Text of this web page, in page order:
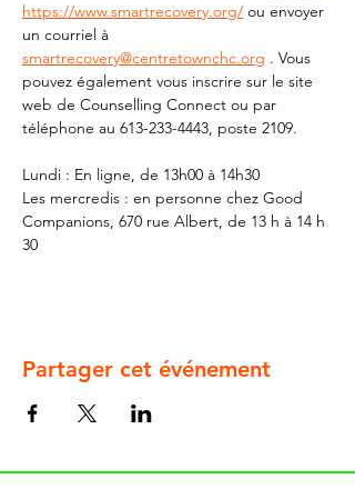
https://www.smartrecovery.org/ ou envoyer
un courriel à
smartrecovery@centretownchc.org . Vous
pouvez également vous inscrire sur le site
web de Counselling Connect ou par
téléphone au 613-233-4443, poste 2109.
Lundi : En ligne, de 13h00 à 14h30
Les mercredis : en personne chez Good
Companions, 670 rue Albert, de 13 h à 14 h
30
Partager cet événement